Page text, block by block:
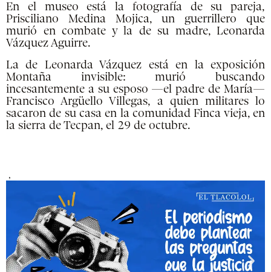
En el museo está la fotografía de su pareja,
Prisciliano Medina Mojica, un guerrillero que
murió en combate y la de su madre, Leonarda
Vázquez Aguirre.
La de Leonarda Vázquez está en la exposición
Montaña invisible: murió buscando
incesantemente a su esposo —el padre de María—
Francisco Argüello Villegas, a quien militares lo
sacaron de su casa en la comunidad Finca vieja, en
la sierra de Tecpan, el 29 de octubre.
,